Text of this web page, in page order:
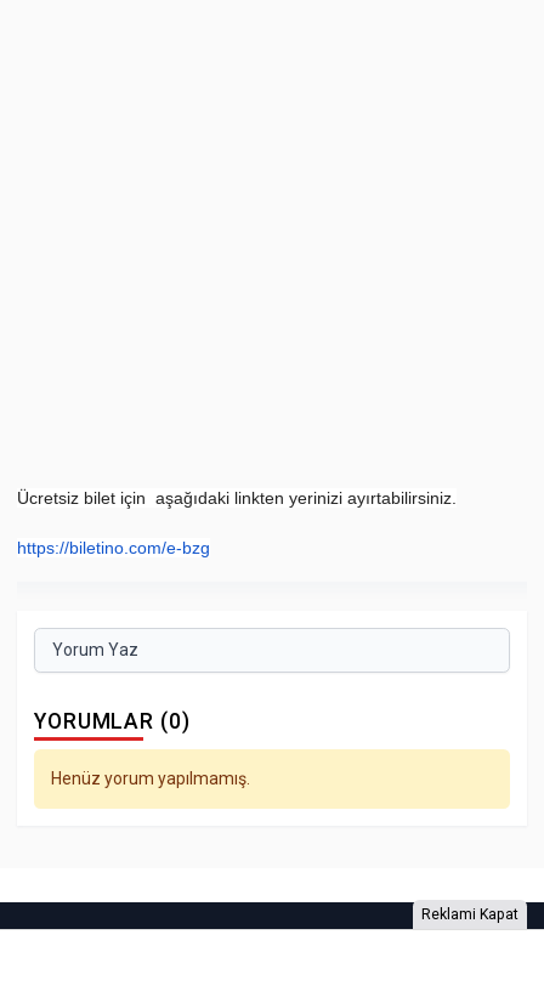
Ücretsiz bilet için aşağıdaki linkten yerinizi ayırtabilirsiniz.
https://biletino.com/e-bzg
Yorum Yaz
YORUMLAR (0)
Henüz yorum yapılmamış.
Reklami Kapat